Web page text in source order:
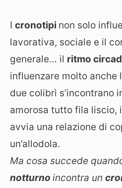
I cronotipi non solo
lavorativa, sociale e il
generale… il ritmo
influenzare molto anche
due colibrì s’incontrano
amorosa tutto fila liscio,
avvia una relazione di
un’allodola.
Ma cosa succede
notturno incontra un